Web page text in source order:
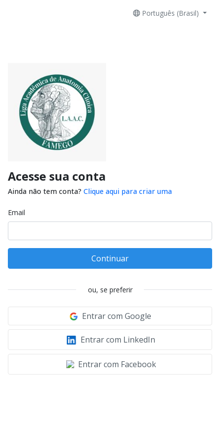
Português (Brasil)
Acesse sua conta
Ainda não tem conta? Clique aqui para criar uma
Email
Continuar
ou, se preferir
Entrar com Google
Entrar com LinkedIn
Entrar com Facebook